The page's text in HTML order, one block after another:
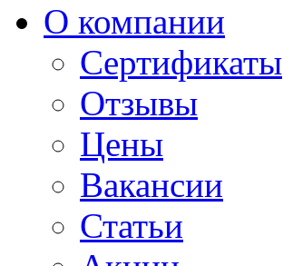
О компании
Сертификаты
Отзывы
Цены
Вакансии
Статьи